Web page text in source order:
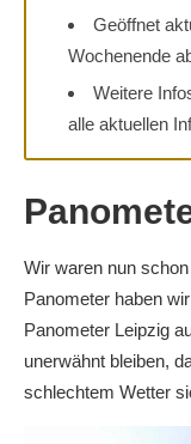
Geöffnet
Wochenende
Weitere
alle aktuellen
Wir waren nun
Panometer haben
Panometer Leipzig
unerwähnt bleiben,
schlechtem Wetter